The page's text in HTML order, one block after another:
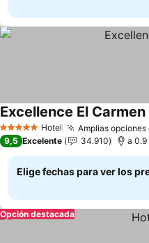
5 Estrellas Hotel Amplias
Excellence El Carmen
9,5 Excelente 34.910 a 0.9
Elige fechas para ver los
Opción destacada